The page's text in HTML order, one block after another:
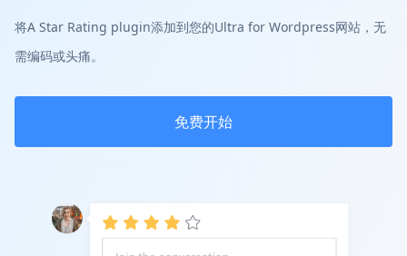
将A Star Rating plugin添加到您的Ultra for Wordpress网站，无
需编码或头痛。
免费开始